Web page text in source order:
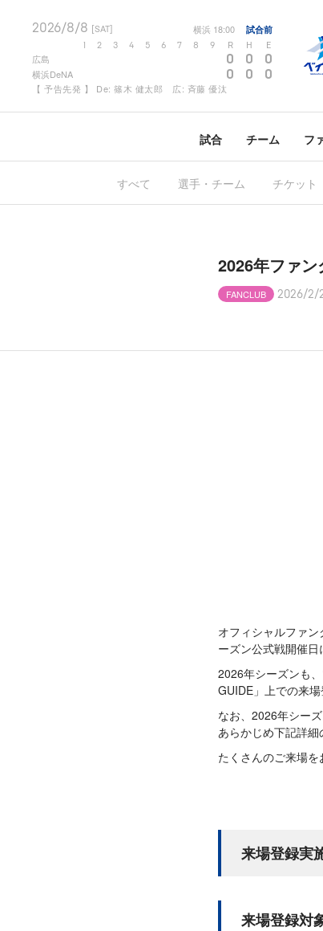
2026/8/8 [SAT] 横浜 18:00 試合前
2 3 4 5 6 7 8 9 R H E
広島 0 0 0
横浜DeNA 0 0 0
【 予告先発 】 De: 篠木 健太郎 広: 斉藤 優汰
試合 チーム フ
すべて 選手・チーム チケット
2026年ファ
FANCLUB 2026/2/
オフィシャルファ
ーズン公式戦開催日
2026年シーズンも
GUIDE」上での来場
なお、2026年シー
あらかじめ下記詳細
たくさんのご来場を
来場登録実
来場登録対